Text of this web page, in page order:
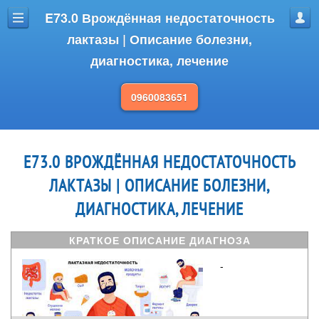
E73.0 Врождённая недостаточность
лактазы | Описание болезни,
диагностика, лечение
0960083651
E73.0 ВРОЖДЁННАЯ НЕДОСТАТОЧНОСТЬ
ЛАКТАЗЫ | ОПИСАНИЕ БОЛЕЗНИ,
ДИАГНОСТИКА, ЛЕЧЕНИЕ
КРАТКОЕ ОПИСАНИЕ ДИАГНОЗА
-